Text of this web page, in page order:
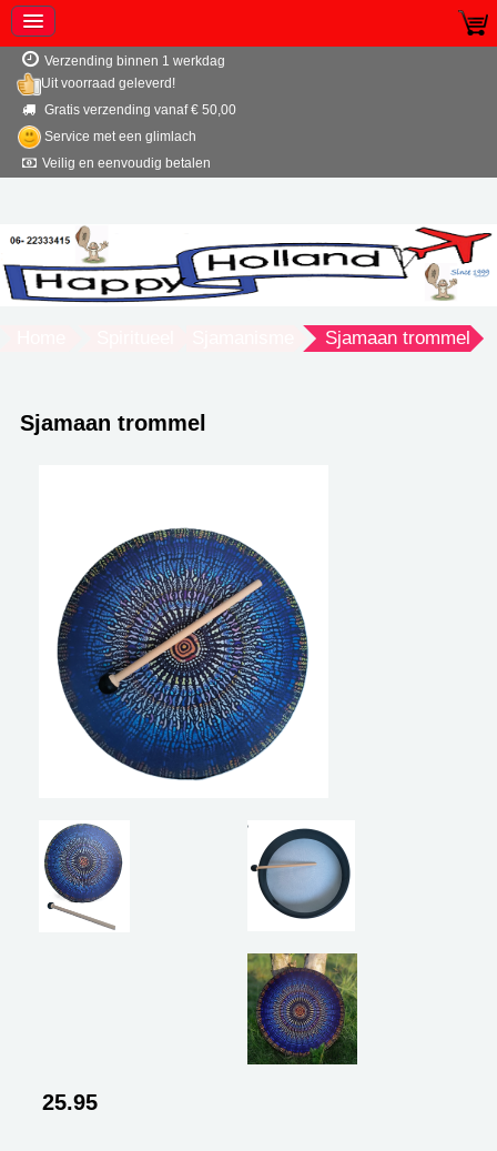
Verzending binnen 1 werkdag
Uit voorraad geleverd!
Gratis verzending vanaf € 50,00
Service met een glimlach
Veilig en eenvoudig betalen
Sjamaan trommel
Sjamaan trommel
25.95